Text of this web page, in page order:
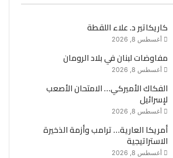
كاريكاتير د. علاء اللقطة
أغسطس 8, 2026
مفاوضات لبنان في بلاد الرومان
أغسطس 8, 2026
الفكاك الأميركي… الامتحان الأصعب
لإسرائيل
أغسطس 8, 2026
أمريكا العارية… ترامب وأزمة الذخيرة
الاستراتيجية
أغسطس 8, 2026